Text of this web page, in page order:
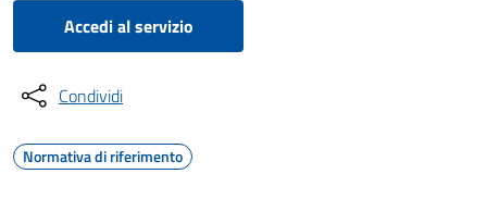
Accedi al servizio
Condividi
Normativa di riferimento